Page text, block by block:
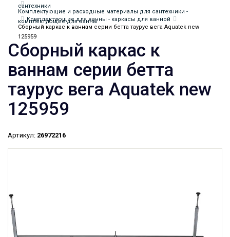
сантехники
Комплектующие и расходные материалы для сантехники -
комплектующие для ванны
Комплектующие для ванны - каркасы для ванной
Сборный каркас к ваннам серии бетта таурус вега Aquatek new
125959
Сборный каркас к
ваннам серии бетта
таурус вега Aquatek new
125959
Артикул: 26972216